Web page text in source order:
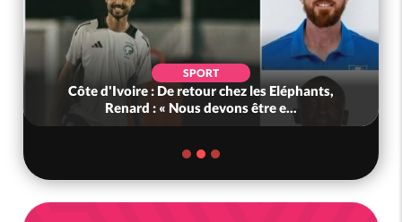
SPORT
Côte d'Ivoire : De retour chez les Eléphants,
Renard : « Nous devons être e...